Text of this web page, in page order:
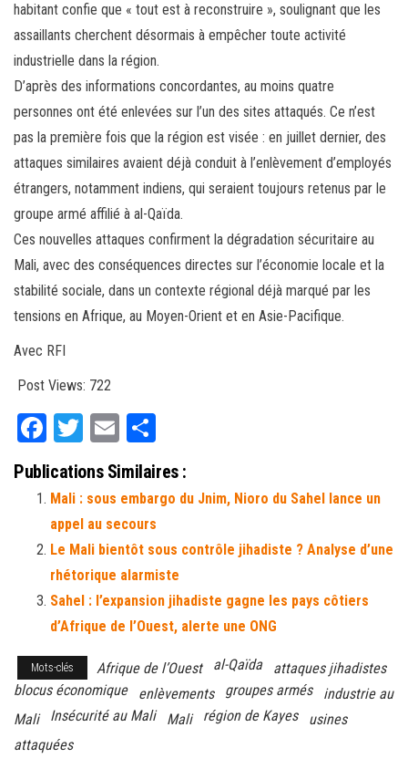
habitant confie que « tout est à reconstruire », soulignant que les
assaillants cherchent désormais à empêcher toute activité
industrielle dans la région.
D’après des informations concordantes, au moins quatre
personnes ont été enlevées sur l’un des sites attaqués. Ce n’est
pas la première fois que la région est visée : en juillet dernier, des
attaques similaires avaient déjà conduit à l’enlèvement d’employés
étrangers, notamment indiens, qui seraient toujours retenus par le
groupe armé affilié à al-Qaïda.
Ces nouvelles attaques confirment la dégradation sécuritaire au
Mali, avec des conséquences directes sur l’économie locale et la
stabilité sociale, dans un contexte régional déjà marqué par les
tensions en Afrique, au Moyen-Orient et en Asie-Pacifique.
Avec RFI
Post Views: 722
Fa
ce
bo
ok
T
tt
er
E
m
ail ag
er
Publications Similaires :
Mali : sous embargo du Jnim, Nioro du Sahel lance un
appel au secours
Le Mali bientôt sous contrôle jihadiste ? Analyse d’une
rhétorique alarmiste
Sahel : l’expansion jihadiste gagne les pays côtiers
d’Afrique de l’Ouest, alerte une ONG
Mots-clés Afrique de l’Ouest al-Qaïda
attaques jihadistes
blocus économique
enlèvements groupes armés
industrie au
Mali
Insécurité au Mali Mali région de Kayes
usines
attaquées